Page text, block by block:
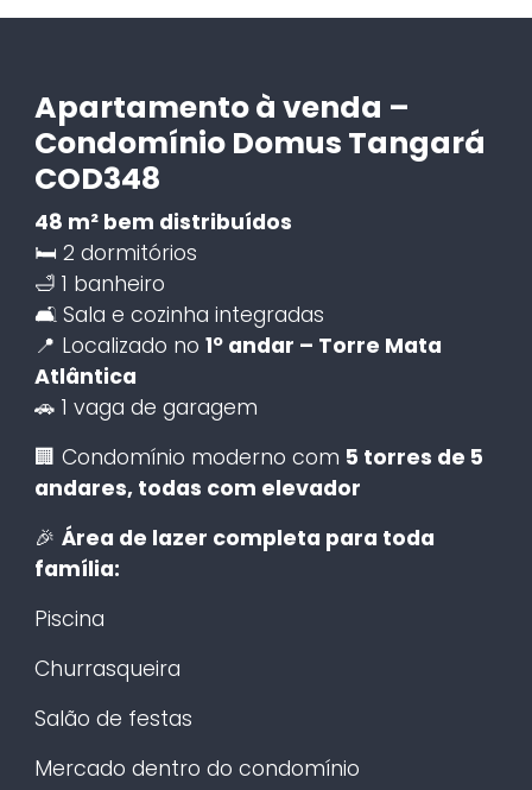
Apartamento à venda –
Condomínio Domus Tangará
COD348
48 m² bem distribuídos
🛏️ 2 dormitórios
🛁 1 banheiro
🛋️ Sala e cozinha integradas
📍 Localizado no 1º andar – Torre Mata
Atlântica
🚗 1 vaga de garagem
🏢 Condomínio moderno com 5 torres de 5
andares, todas com elevador
🎉 Área de lazer completa para toda
família:
Piscina
Churrasqueira
Salão de festas
Mercado dentro do condomínio